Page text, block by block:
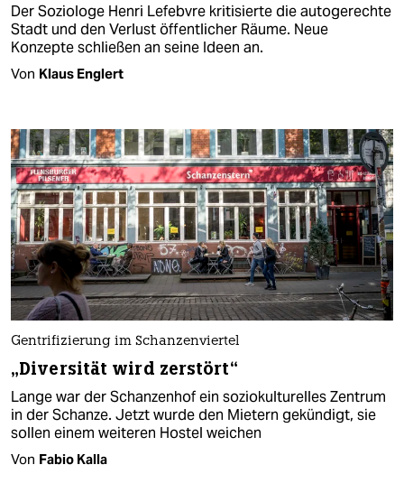
Der Soziologe Henri Lefebvre kritisierte die autogerechte
Stadt und den Verlust öffentlicher Räume. Neue
Konzepte schließen an seine Ideen an.
Von Klaus Englert
Gentrifizierung im Schanzenviertel
„Diversität wird zerstört“
Lange war der Schanzenhof ein soziokulturelles Zentrum
in der Schanze. Jetzt wurde den Mietern gekündigt, sie
sollen einem weiteren Hostel weichen
Von Fabio Kalla